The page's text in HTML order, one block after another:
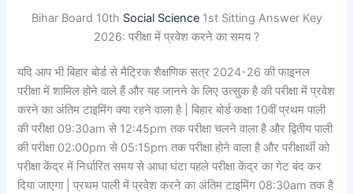
Bihar Board 10th Social Science1st Sitting Answer Key
2026: परीक्षा में प्रवेश करने का समय ?
यदि आप भी बिहार बोर्ड से मैट्रिक शैक्षणिक सत्र 2024-26 की फाइनल
परीक्षा में शामिल होने वाले हैं और यह जानने के लिए उत्सुक है की परीक्षा में प्रवेश
करने का अंतिम टाइमिंग क्या रहने वाला है | बिहार बोर्ड कक्षा 10वीं प्रथम पाली
की परीक्षा 09:30am से 12:45pm तक परीक्षा चलने वाला है और द्वितीय पाली
की परीक्षा 02:00pm से 05:15pm तक परीक्षा होने वाला है और परीक्षार्थी को
परीक्षा केंद्र में निर्धारित समय से आधा घंटा पहले परीक्षा केंद्र का गेट बंद कर
दिया जाएगा | प्रथम पाली में प्रवेश करने का अंतिम टाइमिंग 08:30am तक है